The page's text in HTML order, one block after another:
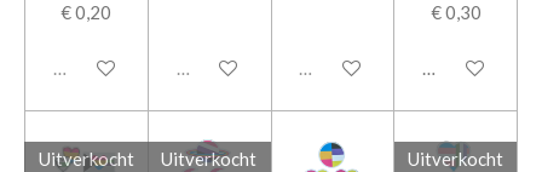
€ 0,20
Uitverkocht Uitverkocht Uitverkocht
€ 0,30
In
Uitverkocht Uitverkocht Uitverkocht